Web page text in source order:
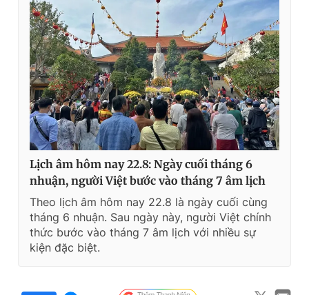
Lịch âm hôm nay 22.8: Ngày cuối tháng 6
nhuận, người Việt bước vào tháng 7 âm lịch
Theo lịch âm hôm nay 22.8 là ngày cuối cùng
tháng 6 nhuận. Sau ngày này, người Việt chính
thức bước vào tháng 7 âm lịch với nhiều sự
kiện đặc biệt.